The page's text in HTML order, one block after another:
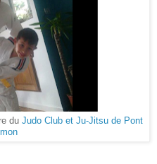
du Judo Club et Ju-Jitsu de Pont